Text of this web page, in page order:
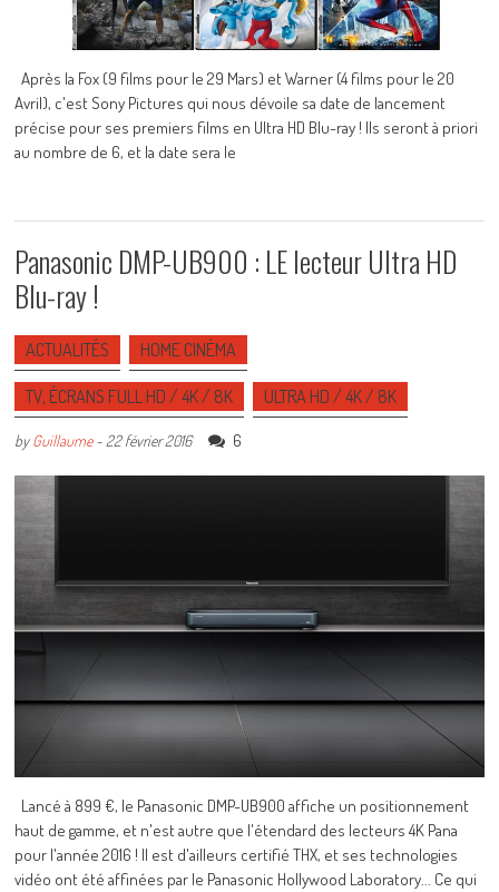
Après la Fox (9 films pour le 29 Mars) et Warner (4 films pour le 20
Avril), c'est Sony Pictures qui nous dévoile sa date de lancement
précise pour ses premiers films en Ultra HD Blu-ray ! Ils seront à priori
au nombre de 6, et la date sera le
Panasonic DMP-UB900 : LE lecteur Ultra HD
Blu-ray !
ACTUALITÉS HOME CINÉMA
TV, ÉCRANS FULL HD / 4K / 8K ULTRA HD / 4K / 8K
byGuillaume- 22 février 2016 6
Lancé à 899 €, le Panasonic DMP-UB900 affiche un positionnement
haut de gamme, et n'est autre que l'étendard des lecteurs 4K Pana
pour l'année 2016 ! Il est d'ailleurs certifié THX, et ses technologies
vidéo ont été affinées par le Panasonic Hollywood Laboratory... Ce qui